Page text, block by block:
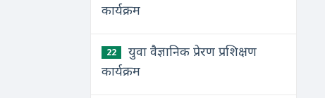
कार्यक्रम
22
युवा वैज्ञानिक प्रेरण प्रशिक्षण
कार्यक्रम